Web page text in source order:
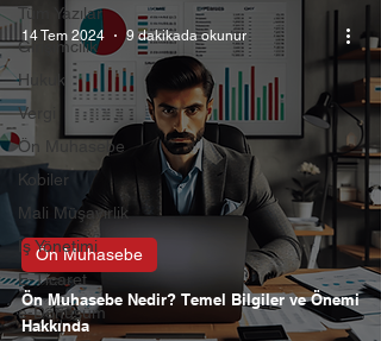
Tüm Yazılar
Girişimcilik
Hukuk
Vergi
Ön Muhasebe
Kobiler
Mali Müşavirlik
İş Yönetimi
E-Ticaret
e-Dönüşüm
Ön Muhasebe Nedir? Temel Bilgiler ve Önemi
Hakkında
Ön Muhasebe
14 Tem 2024 9 dakikada okunur